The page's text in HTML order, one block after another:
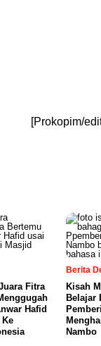
[Prokopim/
Fitra
Hafid
Ke
Berita
Kisah
Belajar
Nambo